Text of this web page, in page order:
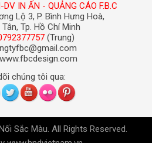
IN ẤN - QUẢNG CÁO F.B.C
Lộ 3, P. Bình Hưng Hoà,
Tp. Hồ Chí Minh
(Trung)
chúng tôi qua:
Sắc Màu. All Rights Reserved.